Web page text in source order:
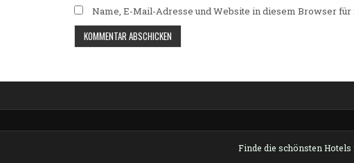
Name, E-Mail-Adresse und Website in diesem Browser
Finde die schönsten